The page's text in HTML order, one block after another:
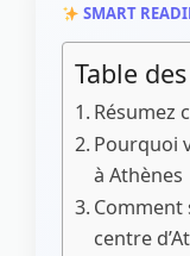
SMART
Table
Résumez
Pourquoi
à Athènes
Comment
centre